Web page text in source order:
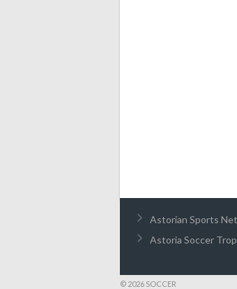
Astorian Sports
Astoria Soccer
© 2026 SOCCER